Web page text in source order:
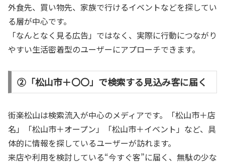
外食先、買い物先、家族で行けるイベントなどを探してい
る層が中心です。
「なんとなく見る広告」ではなく、実際に行動につながり
やすい生活密着型のユーザーにアプローチできます。
②「松山市＋〇〇」で検索する見込み客に届く
街楽松山は検索流入が中心のメディアです。「松山市＋店
名」「松山市＋オープン」「松山市＋イベント」など、具
体的に情報を探しているユーザーが訪れます。
来店や利用を検討している“今すぐ客”に届く、無駄の少な